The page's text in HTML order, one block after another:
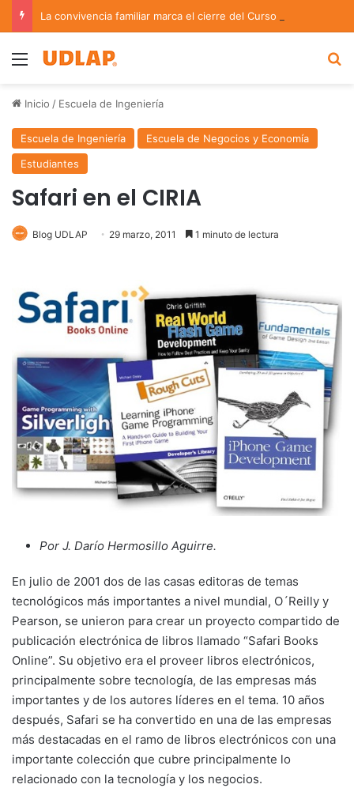
Menu
Inicio / Escuela de Ingeniería
Escuela de Ingeniería
Escuela de Negocios y Economía
Estudiantes
Safari en el CIRIA
Blog UDLAP 29 marzo, 2011 1 minuto de lectura
Por J. Darío Hermosillo Aguirre.
En julio de 2001 dos de las casas editoras de temas
tecnológicos más importantes a nivel mundial, O´Reilly y
Pearson, se unieron para crear un proyecto compartido de
publicación electrónica de libros llamado “Safari Books
Online”. Su objetivo era el proveer libros electrónicos,
principalmente sobre tecnología, de las empresas más
importantes y de los autores líderes en el tema. 10 años
después, Safari se ha convertido en una de las empresas
más destacadas en el ramo de libros electrónicos con una
importante colección que cubre principalmente lo
relacionado con la tecnología y los negocios.